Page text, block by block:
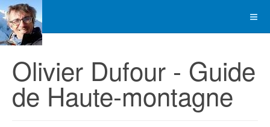
Olivier Dufour - Guide
de Haute-montagne